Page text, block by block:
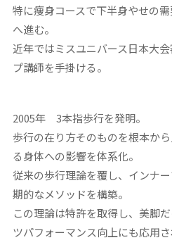
特に痩身コースで下半身やせの
へ進む。
近年ではミスユニバース日本大
プ講師を手掛ける。
2005年 3本指歩行を発明。
歩行の在り方そのものを根本か
る身体への影響を体系化。
従来の歩行理論を覆し、インナ
期的なメソッドを構築。
この理論は特許を取得し、美脚
ツパフォーマンス向上にも応用さ